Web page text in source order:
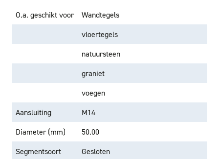
O.a. geschikt voor
Wandtegels
vloertegels
natuursteen
graniet
voegen
Aansluiting
M14
Diameter (mm)
50.00
Segmentsoort
Gesloten